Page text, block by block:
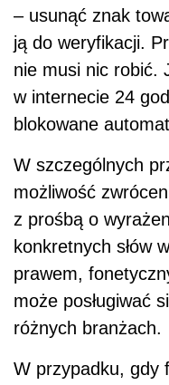
– usunąć znak
ją do weryfikacji.
nie musi nic robić.
w internecie 24
blokowane
W szczególnych
możliwość
z prośbą o
konkretnych słów
prawem,
może posługiwać
różnych branżach.
W przypadku, gdy